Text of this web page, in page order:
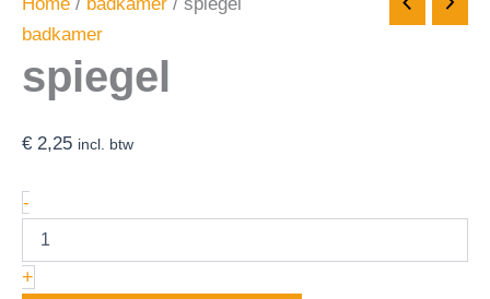
badkamer
spiegel
€ 2,25 incl. btw
-
+